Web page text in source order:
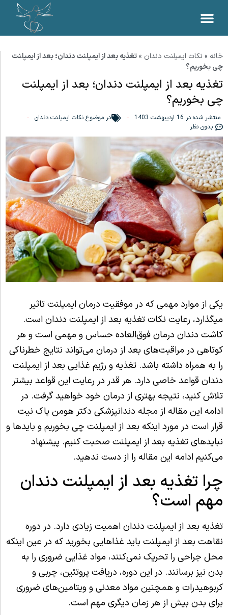
خانه » نکات ایمپلنت دندان »تغذیه بعد از ایمپلنت دندان؛ بعد از ایمپلنت
چی بخوریم؟
تغذیه بعد از ایمپلنت دندان؛ بعد از ایمپلنت
چی بخوریم؟
منتشر شده در 16 اردیبهشت 1403 در موضوع نکات ایمپلنت دندان
بدون نظر
یکی از موارد مهمی که در موفقیت درمان ایمپلنت تاثیر
می‎گذارد، رعایت نکات تغذیه بعد از ایمپلنت دندان است.
کاشت دندان درمان فوق‌العاده حساس و مهمی است و هر
کوتاهی در مراقبت‌های بعد از درمان می‌تواند نتایج خطرناکی
را به همراه داشته باشد. تغذیه و رژیم غذایی بعد از ایمپلنت
دندان قواعد خاصی دارد. هر قدر در رعایت این قواعد بیشتر
تلاش کنید، نتیجه بهتری از درمان خود خواهید گرفت. در
ادامه این مقاله از مجله دندانپزشکی دکتر هومن پاک نیت
قرار است در مورد اینکه بعد از ایمپلنت چی بخوریم و بایدها و
نبایدهای تغذیه بعد از ایمپلنت صحبت کنیم. پیشنهاد
می‌کنیم ادامه این مقاله را از دست ندهید.
چرا تغذیه بعد از ایمپلنت دندان
مهم است؟
تغذیه بعد از ایمپلنت دندان اهمیت زیادی دارد. در دوره
نقاهت بعد از ایمپلنت باید غذاهایی بخورید که در عین اینکه
محل جراحی را تحریک نمی‌کنند، مواد غذایی ضروری را به
بدن نیز برسانند. در این دوره، دریافت پروتئین، چربی و
کربوهیدرات و همچنین مواد معدنی و ویتامین‌های ضروری
برای بدن بیش از هر زمان دیگری مهم است.